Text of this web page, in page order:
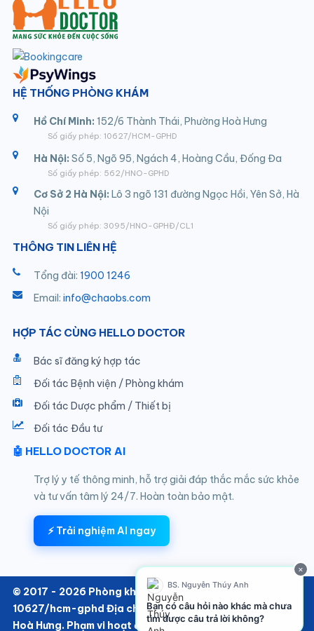
×
BS. Nguyễn Thúy Anh
Bạn có câu hỏi nào khác mà chưa
tìm được câu trả lời không?
HỆ THỐNG PHÒNG KHÁM
Hồ Chí Minh: 152/6 Thành Thái, Phường Hoà Hưng
Số giấy phép: 10627/HCM-GPHD
Hà Nội: Số 5, Ngõ 95, Ngách 4, Hoàng Cầu, Đống Đa
Số giấy phép: 562/HNO-GPHD
Cơ Sở 2 Hà Nội: Lô 3 ngõ 131 đường Ngọc Hồi, Yên Sở, Hà
Nội
Số giấy phép: 3095/HNO-GPHĐ/CL1
THÔNG TIN LIÊN HỆ
Tổng đài: 1900 1246
Email: info@chaobs.com
HỢP TÁC CÙNG HELLO DOCTOR
Bác sĩ đăng ký hợp tác
Đối tác Bệnh viện / Phòng khám
Đối tác Dược phẩm / Thiết bị
Đối tác Đầu tư
🤖 HELLO DOCTOR AI
Trợ lý y tế thông minh, hỗ trợ giải đáp thắc mắc sức khỏe
và tư vấn tâm lý 24/7. Hoàn toàn bảo mật.
⚡ Trải nghiệm AI ngay
© 2017 - 2026 Phòng khám SKTT thuộc Hello Doctor Số:
10627/hcm-gphd Địa chỉ: 152/6 Thành Thái, Phường
Hoà Hưng. Phạm vi hoạt động chuyên khoa Nội